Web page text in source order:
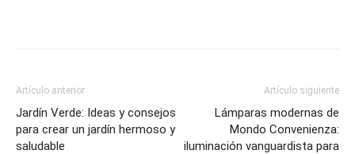
Artículo anterior
Jardín Verde: Ideas y consejos
para crear un jardín hermoso y
saludable
Artículo siguiente
Lámparas modernas de
Mondo Convenienza:
iluminación vanguardista para